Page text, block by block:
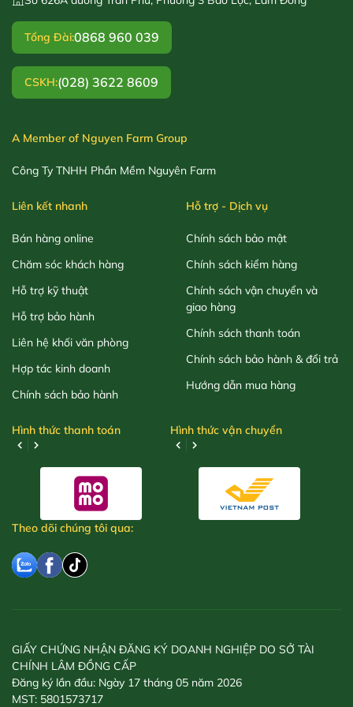
Tổng Đài:0868 960 039
CSKH:(028) 3622 8609
A Member of Nguyen Farm Group
Công Ty TNHH Phần Mềm Nguyên Farm
Liên kết nhanh
Bán hàng online
Chăm sóc khách hàng
Hỗ trợ kỹ thuật
Hỗ trợ bảo hành
Liên hệ khối văn phòng
Hợp tác kinh doanh
Chính sách bảo hành
Hỗ trợ - Dịch vụ
Chính sách bảo mật
Chính sách kiểm hàng
Chính sách vận chuyển và
giao hàng
Chính sách thanh toán
Chính sách bảo hành & đổi trả
Hướng dẫn mua hàng
Hình thức thanh toán Hình thức vận chuyển
Theo dõi chúng tôi qua:
GIẤY CHỨNG NHẬN ĐĂNG KÝ DOANH NGHIỆP DO SỞ TÀI
CHÍNH LÂM ĐỒNG CẤP
Đăng ký lần đầu: Ngày 17 tháng 05 năm 2026
MST: 5801573717